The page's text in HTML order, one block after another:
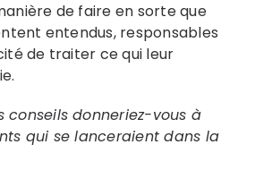
de faire en sorte que
entendus, responsables
de traiter ce qui leur
conseils donneriez-vous à
qui se lanceraient dans la